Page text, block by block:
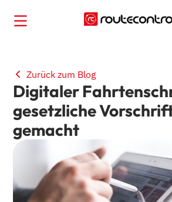
Zurück zum Blog
Digitaler
gesetzliche
gemacht